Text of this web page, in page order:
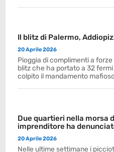
Il blitz di Palermo,
20 Aprile 2026
Pioggia di complimenti a
blitz che ha portato a 32 fermi
colpito il mandamento
Due quartieri nella morsa
imprenditore ha
20 Aprile 2026
Nelle ultime settimane i